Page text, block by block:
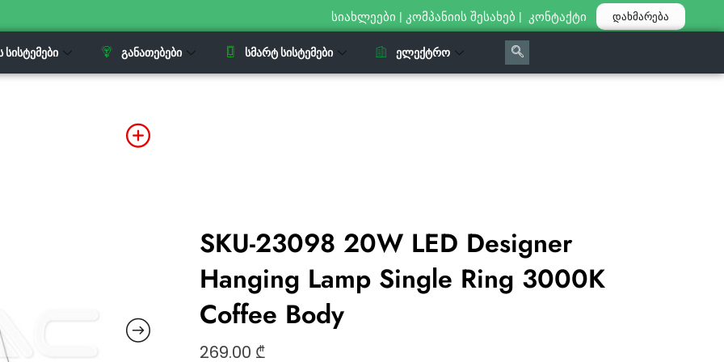
სიახლეები | კომპანიის შესახებ | კონტაქტი დახმარება
ᲡᲘᲡᲢᲔᲛᲔᲑᲘ ᲒᲐᲜᲐᲗᲔᲑᲔᲑᲘ ᲡᲛᲐᲠᲢ ᲡᲘᲡᲢᲔᲛᲔᲑᲘ ᲔᲚᲔᲥᲢᲠᲝ
SKU-23098 20W LED Designer
Hanging Lamp Single Ring 3000K
Coffee Body
269.00 ₾